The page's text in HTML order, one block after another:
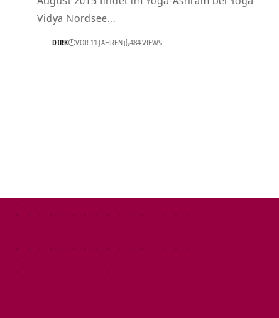
Vidya Nordsee…
DIRK VOR 11 JAHREN 484 VIEWS